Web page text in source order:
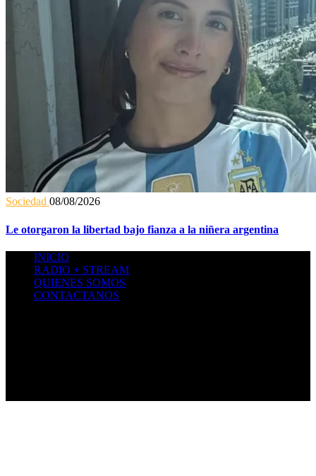
Sociedad 08/08/2026
Le otorgaron la libertad bajo fianza a la niñera argentina
INICIO
RADIO + STREAM
QUIENES SOMOS
CONTACTANOS